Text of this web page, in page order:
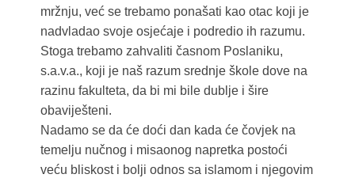
mržnju, već se trebamo ponašati kao otac koji je
nadvladao svoje osjećaje i podredio ih razumu.
Stoga trebamo zahvaliti časnom Poslaniku,
s.a.v.a., koji je naš razum srednje škole dove na
razinu fakulteta, da bi mi bile dublje i šire
obaviješteni.
Nadamo se da će doći dan kada će čovjek na
temelju nučnog i misaonog napretka postoći
veću bliskost i bolji odnos sa islamom i njegovim